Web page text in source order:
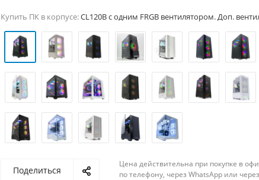
Купить ПК в корпусе:CL120B c одним FRGB вентилятором. Доп.
Поделиться
Цена действительна при покупке в
по телефону, через WhatsApp или